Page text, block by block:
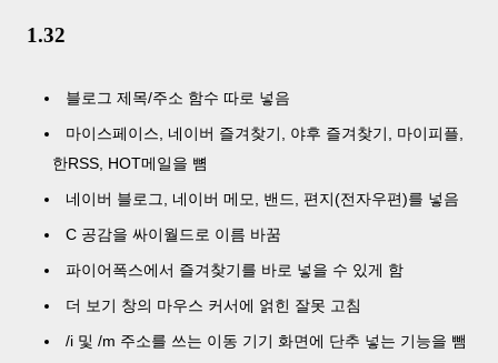
1.32
블로그 제목/주소 함수 따로 넣음
마이스페이스, 네이버 즐겨찾기, 야후 즐겨찾기, 마이피플,
한RSS, HOT메일을 뼘
네이버 블로그, 네이버 메모, 밴드, 편지(전자우편)를 넣음
C 공감을 싸이월드로 이름 바꿈
파이어폭스에서 즐겨찾기를 바로 넣을 수 있게 함
더 보기 창의 마우스 커서에 얽힌 잘못 고침
/i 및 /m 주소를 쓰는 이동 기기 화면에 단추 넣는 기능을 뺌